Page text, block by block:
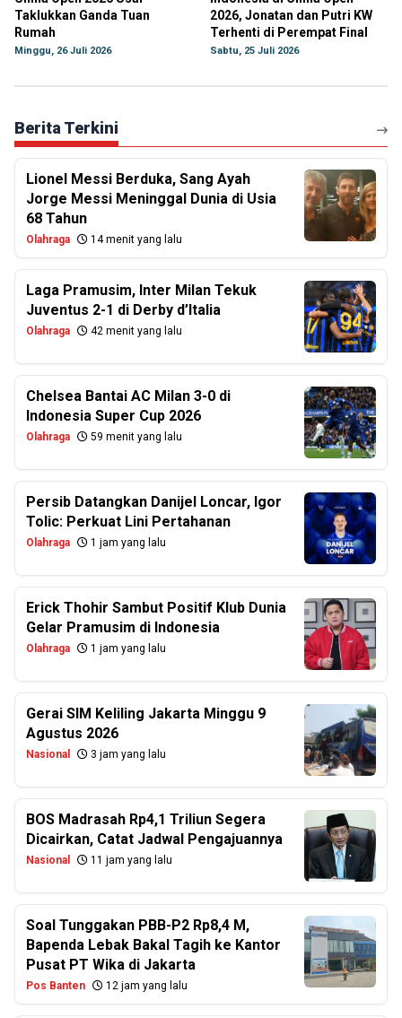
Taklukkan Ganda Tuan
Rumah
Minggu, 26 Juli 2026
2026, Jonatan dan Putri KW
Terhenti di Perempat Final
Sabtu, 25 Juli 2026
Berita Terkini
Lionel Messi Berduka, Sang Ayah
Jorge Messi Meninggal Dunia di Usia
68 Tahun
Olahraga 14 menit yang lalu
Laga Pramusim, Inter Milan Tekuk
Juventus 2-1 di Derby d’Italia
Olahraga 42 menit yang lalu
Chelsea Bantai AC Milan 3-0 di
Indonesia Super Cup 2026
Olahraga 59 menit yang lalu
Persib Datangkan Danijel Loncar, Igor
Tolic: Perkuat Lini Pertahanan
Olahraga 1 jam yang lalu
Erick Thohir Sambut Positif Klub Dunia
Gelar Pramusim di Indonesia
Olahraga 1 jam yang lalu
Gerai SIM Keliling Jakarta Minggu 9
Agustus 2026
Nasional 3 jam yang lalu
BOS Madrasah Rp4,1 Triliun Segera
Dicairkan, Catat Jadwal Pengajuannya
Nasional 11 jam yang lalu
Soal Tunggakan PBB-P2 Rp8,4 M,
Bapenda Lebak Bakal Tagih ke Kantor
Pusat PT Wika di Jakarta
Pos Banten 12 jam yang lalu